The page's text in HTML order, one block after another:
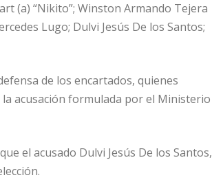
(a) “Nikito”; Winston Armando Tejera
Lugo; Dulvi Jesús De los Santos;
de los encartados, quienes
acusación formulada por el Ministerio
el acusado Dulvi Jesús De los Santos,